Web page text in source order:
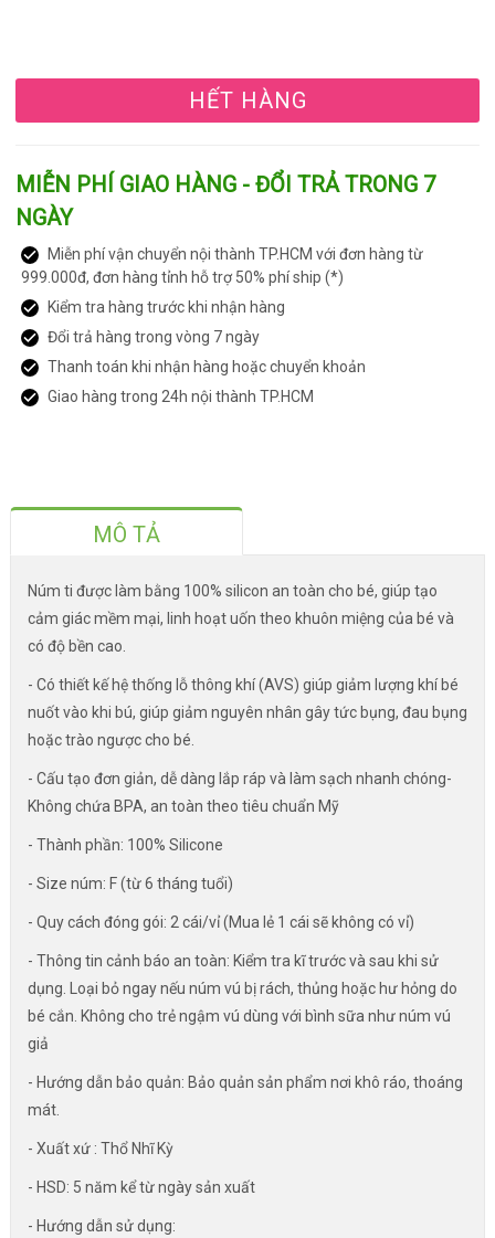
HẾT HÀNG
MIỄN PHÍ GIAO HÀNG - ĐỔI TRẢ TRONG 7
NGÀY
Miễn phí vận chuyển nội thành TP.HCM với đơn hàng từ
999.000đ, đơn hàng tỉnh hỗ trợ 50% phí ship (*)
Kiểm tra hàng trước khi nhận hàng
Đổi trả hàng trong vòng 7 ngày
Thanh toán khi nhận hàng hoặc chuyển khoản
Giao hàng trong 24h nội thành TP.HCM
MÔ TẢ
Núm ti được làm bằng 100% silicon an toàn cho bé, giúp tạo
cảm giác mềm mại, linh hoạt uốn theo khuôn miệng của bé và
có độ bền cao.
- Có thiết kế hệ thống lỗ thông khí (AVS) giúp giảm lượng khí bé
nuốt vào khi bú, giúp giảm nguyên nhân gây tức bụng, đau bụng
hoặc trào ngược cho bé.
- Cấu tạo đơn giản, dễ dàng lắp ráp và làm sạch nhanh chóng-
Không chứa BPA, an toàn theo tiêu chuẩn Mỹ
- Thành phần: 100% Silicone
- Size núm: F (từ 6 tháng tuổi)
- Quy cách đóng gói: 2 cái/vỉ (Mua lẻ 1 cái sẽ không có vỉ)
- Thông tin cảnh báo an toàn: Kiểm tra kĩ trước và sau khi sử
dụng. Loại bỏ ngay nếu núm vú bị rách, thủng hoặc hư hỏng do
bé cắn. Không cho trẻ ngậm vú dùng với bình sữa như núm vú
giả
- Hướng dẫn bảo quản: Bảo quản sản phẩm nơi khô ráo, thoáng
mát.
- Xuất xứ : Thổ Nhĩ Kỳ
- HSD: 5 năm kể từ ngày sản xuất
- Hướng dẫn sử dụng: